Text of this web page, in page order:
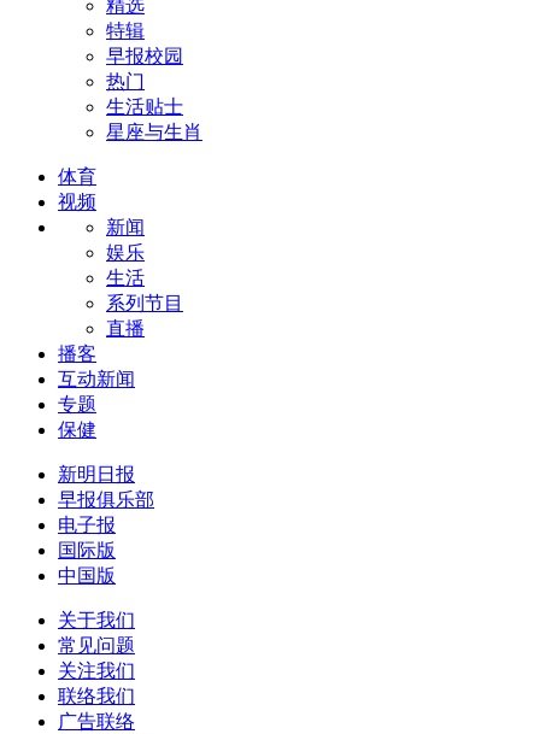
精选
特辑
早报校园
热门
生活贴士
星座与生肖
体育
视频
新闻
娱乐
生活
系列节目
直播
播客
互动新闻
专题
保健
新明日报
早报俱乐部
电子报
国际版
中国版
关于我们
常见问题
关注我们
联络我们
广告联络